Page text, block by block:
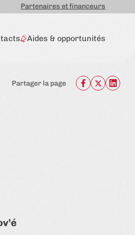
Partenaires et financeurs
Aides & opportunités
Partager la page